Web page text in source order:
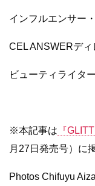
インフルエンサー
CEL ANSWERデ
ビューティライタ
※本記事は 『
月27日発売号）に
Photos Chifuyu